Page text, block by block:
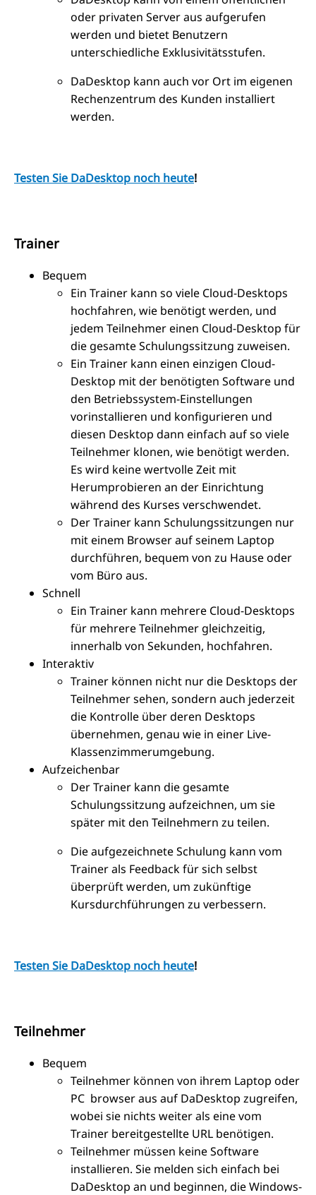
oder privaten Server aus aufgerufen
werden und bietet Benutzern
unterschiedliche Exklusivitätsstufen.
DaDesktop kann auch vor Ort im eigenen
Rechenzentrum des Kunden installiert
werden.
Testen Sie DaDesktop noch heute!
Trainer
Bequem
Ein Trainer kann so viele Cloud-Desktops
hochfahren, wie benötigt werden, und
jedem Teilnehmer einen Cloud-Desktop für
die gesamte Schulungssitzung zuweisen.
Ein Trainer kann einen einzigen Cloud-
Desktop mit der benötigten Software und
den Betriebssystem-Einstellungen
vorinstallieren und konfigurieren und
diesen Desktop dann einfach auf so viele
Teilnehmer klonen, wie benötigt werden.
Es wird keine wertvolle Zeit mit
Herumprobieren an der Einrichtung
während des Kurses verschwendet.
Der Trainer kann Schulungssitzungen nur
mit einem Browser auf seinem Laptop
durchführen, bequem von zu Hause oder
vom Büro aus.
Schnell
Ein Trainer kann mehrere Cloud-Desktops
für mehrere Teilnehmer gleichzeitig,
innerhalb von Sekunden, hochfahren.
Interaktiv
Trainer können nicht nur die Desktops der
Teilnehmer sehen, sondern auch jederzeit
die Kontrolle über deren Desktops
übernehmen, genau wie in einer Live-
Klassenzimmerumgebung.
Aufzeichenbar
Der Trainer kann die gesamte
Schulungssitzung aufzeichnen, um sie
später mit den Teilnehmern zu teilen.
Die aufgezeichnete Schulung kann vom
Trainer als Feedback für sich selbst
überprüft werden, um zukünftige
Kursdurchführungen zu verbessern.
Testen Sie DaDesktop noch heute!
Teilnehmer
Bequem
Teilnehmer können von ihrem Laptop oder
PC browser aus auf DaDesktop zugreifen,
wobei sie nichts weiter als eine vom
Trainer bereitgestellte URL benötigen.
Teilnehmer müssen keine Software
installieren. Sie melden sich einfach bei
DaDesktop an und beginnen, die Windows-